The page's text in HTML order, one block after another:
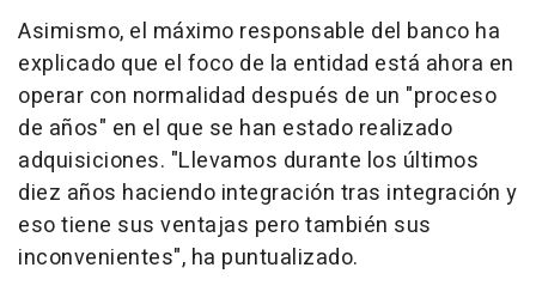
Asimismo, el máximo responsable del banco ha
explicado que el foco de la entidad está ahora en
operar con normalidad después de un "proceso
de años" en el que se han estado realizado
adquisiciones. "Llevamos durante los últimos
diez años haciendo integración tras integración y
eso tiene sus ventajas pero también sus
inconvenientes", ha puntualizado.